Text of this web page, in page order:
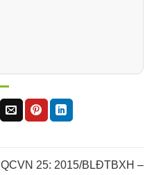
QCVN 25: 2015/BLĐTBXH –